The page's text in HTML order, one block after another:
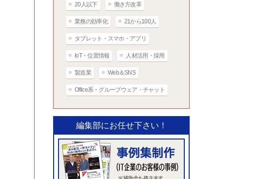
20人以下 働き方改革
業務の効率化 21から100人
タブレット・スマホ・アプリ
IoT・位置情報 人材活用・採用
製造業 Web＆SNS
Office系・グループウェア・チャット
編集部にお任せ下さい！